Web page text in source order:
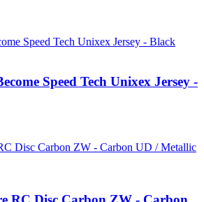
Speed Tech Unixex Jersey -